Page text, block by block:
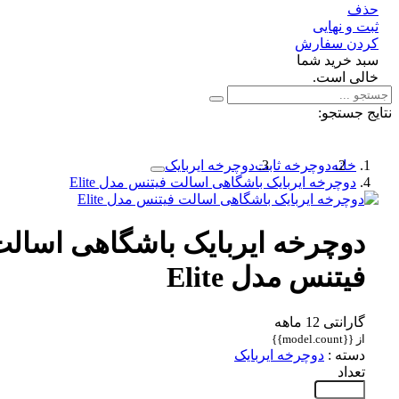
و نهایی
سفارش
خرید شما
است.
جستجو:
خانهدوچرخه ثابتدوچرخه ایربایک
دوچرخه ایربایک باشگاهی اسالت فیتنس مدل Elite
دوچرخه ایربایک باشگاهی اسالت
فیتنس مدل Elite
گارانتی 12 ماهه
دسته :دوچرخه ایربایک